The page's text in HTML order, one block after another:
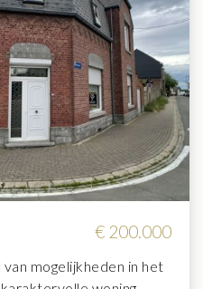
€ 200.000
mogelijkheden in het